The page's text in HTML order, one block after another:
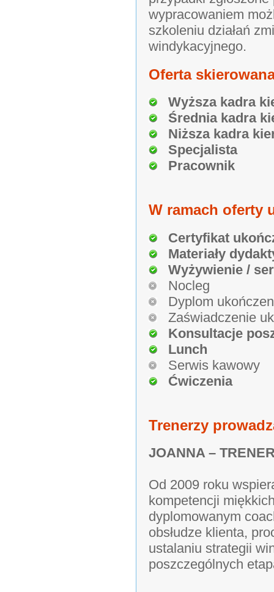
wypracowaniem
szkoleniu działań
windykacyjnego.
Oferta
Wyższa kadra
Średnia kadra
Niższa kadra
Specjalista
Pracownik
W ramach oferty
Certyfikat
Materiały
Wyżywienie /
Nocleg
Dyplom
Zaświadczenie
Konsultacje
Lunch
Serwis kawowy
Ćwiczenia
Trenerzy
JOANNA –
Od 2009 roku
kompetencji
dyplomowanym
obsłudze klienta,
ustalaniu strategii
poszczególnych